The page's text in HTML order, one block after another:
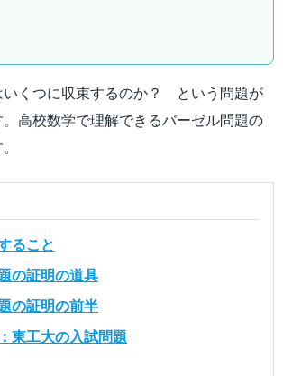
いくつに収束するのか？ という問題が
高校数学で理解できるバーゼル問題の
ること
の証明の道具
の証明の前半
東工大の入試問題